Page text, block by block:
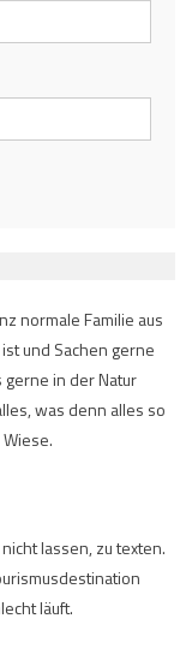
normale Familie aus
und Sachen gerne
gerne in der Natur
was denn alles so
lassen, zu texten.
läuft.